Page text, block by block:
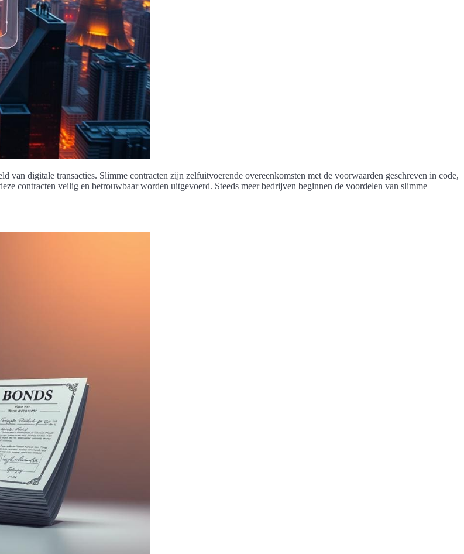
van digitale transacties. Slimme contracten zijn zelfuitvoerende overeenkomsten met de voorwaarden geschreven in code,
contracten veilig en betrouwbaar worden uitgevoerd. Steeds meer bedrijven beginnen de voordelen van slimme